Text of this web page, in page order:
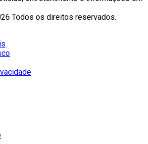
Todos os direitos reservados.